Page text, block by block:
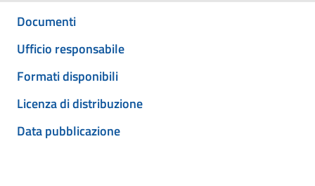
Documenti
Ufficio responsabile
Formati disponibili
Licenza di distribuzione
Data pubblicazione